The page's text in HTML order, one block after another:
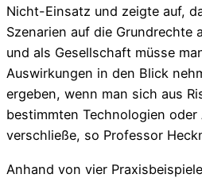
Nicht-Einsatz und zeigte auf,
Szenarien auf die Grundrechte
und als Gesellschaft müsse
Auswirkungen in den Blick
ergeben, wenn man sich aus
bestimmten Technologien
verschließe, so Professor
Anhand von vier